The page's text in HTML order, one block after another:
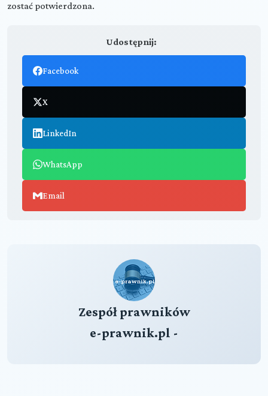
zostać potwierdzona.
Udostępnij:
Facebook
X
LinkedIn
WhatsApp
Email
Zespół prawników
e-prawnik.pl -